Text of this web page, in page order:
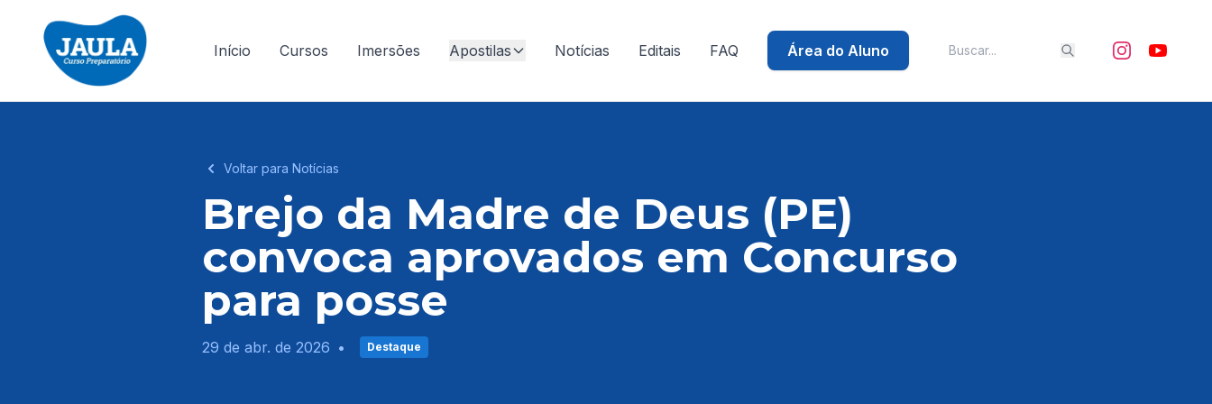
Início Cursos Imersões Apostilas Notícias Editais FAQ Área do Aluno
Voltar para Notícias
Brejo da Madre de Deus (PE)
convoca aprovados em Concurso
para posse
29 de abr. de 2026 • Destaque